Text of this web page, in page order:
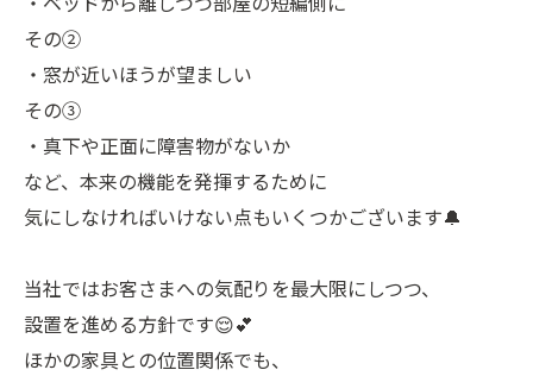
その②
・窓が近いほうが望ましい
その③
・真下や正面に障害物がないか
など、本来の機能を発揮するために
気にしなければいけない点もいくつかございます🔔
当社ではお客さまへの気配りを最大限にしつつ、
設置を進める方針です😌💕
ほかの家具との位置関係でも、